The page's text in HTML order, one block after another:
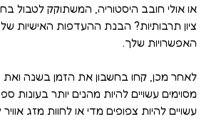
או אולי חובב היסטוריה, המשתוקק לטבול
ציון תרבותיות? הבנת ההעדפות האישיות
האפשרויות שלך.
לאחר מכן, קחו בחשבון את הזמן בשנה ואת
מסוימים עשויים להיות מהנים יותר בעונות
עשויים להיות צפופים מדי או לחוות מזג